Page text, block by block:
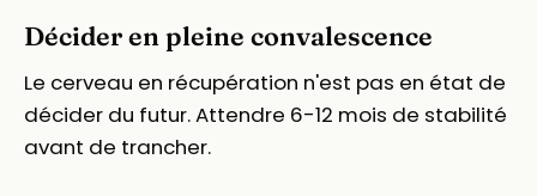
Décider en pleine convalescence
Le cerveau en récupération n'est pas en état de
décider du futur. Attendre 6-12 mois de stabilité
avant de trancher.